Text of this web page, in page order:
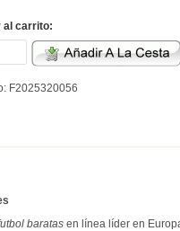
al carrito:
F2025320056
baratas en línea líder en